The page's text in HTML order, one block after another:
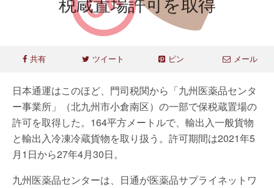
共有 ツイート ピン メール
日本通運はこのほど、門司税関から「九州医薬品センタ
ー事業所」（北九州市小倉南区）の一部で保税蔵置場の
許可を取得した。164平方メートルで、輸出入一般貨物
と輸出入冷凍冷蔵貨物を取り扱う。許可期間は2021年5
月1日から27年4月30日。
九州医薬品センターは、日通が医薬品サプライネットワ